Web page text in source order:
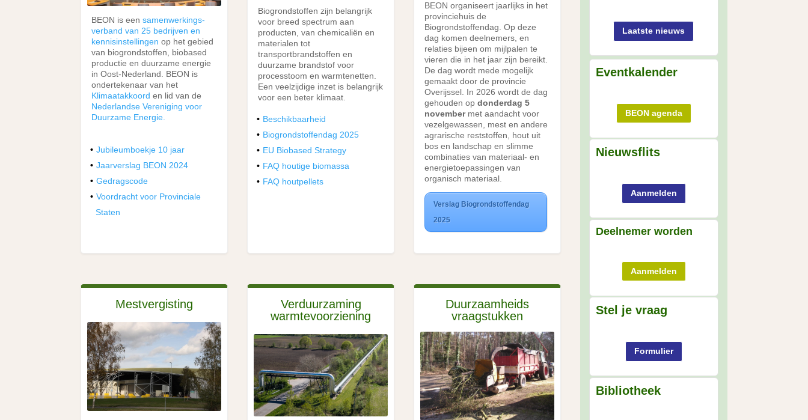
BEON is eensamenwerkings-
verband van 25 bedrijven en
kennisinstellingen op het gebied
van biogrondstoffen, biobased
productie en duurzame energie
in Oost-Nederland. BEON is
ondertekenaar van het
Klimaatakkoord en lid van de
Nederlandse Vereniging voor
Duurzame Energie.
Jubileumboekje 10 jaar
Jaarverslag BEON 2024
Gedragscode
Voordracht voor Provinciale
Staten
Biogrondstoffen zijn belangrijk
voor breed spectrum aan
producten, van chemicaliën en
materialen tot
transportbrandstoffen en
duurzame brandstof voor
processtoom en warmtenetten.
Een veelzijdige inzet is belangrijk
voor een beter klimaat.
Beschikbaarheid
Biogrondstoffendag 2025
EU Biobased Strategy
FAQ houtige biomassa
FAQ houtpellets
BEON organiseert jaarlijks in het
provinciehuis de
Biogrondstoffendag. Op deze
dag komen deelnemers, en
relaties bijeen om mijlpalen te
vieren die in het jaar zijn bereikt.
De dag wordt mede mogelijk
gemaakt door de provincie
Overijssel. In 2026 wordt de dag
gehouden opdonderdag 5
novembermet aandacht voor
vezelgewassen, mest en andere
agrarische reststoffen, hout uit
bos en landschap en slimme
combinaties van materiaal- en
energietoepassingen van
organisch materiaal.
Verslag Biogrondstoffendag
2025
Mestvergisting
Verduurzaming
warmtevoorziening
Duurzaamheids
vraagstukken
Laatste nieuws
Eventkalender
BEON agenda
Nieuwsflits
Aanmelden
Deelnemer worden
Aanmelden
Stel je vraag
Formulier
Bibliotheek